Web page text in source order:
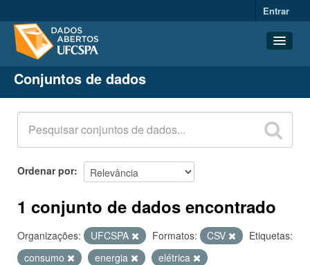
Entrar
Conjuntos de dados
Organizações
Grupos
Sobre
Conjuntos de dados
Ordenar por
1 conjunto de dados encontrado
Organizações: UFCSPA Formatos: CSV
Etiquetas:
consumo
energia
elétrica